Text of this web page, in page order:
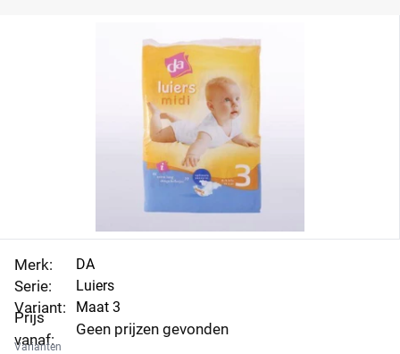
Merk:
Serie:
Variant:
Prijs
vanaf:
DA
Luiers
Maat 3
Geen prijzen gevonden
Varianten